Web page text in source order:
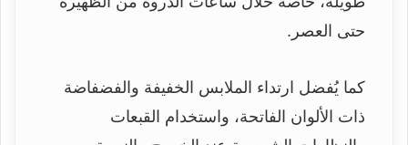
حتى العصر.
كما يُفضل ارتداء الملابس الخفيفة والفضفاضة
ذات الألوان الفاتحة، واستخدام القبعات